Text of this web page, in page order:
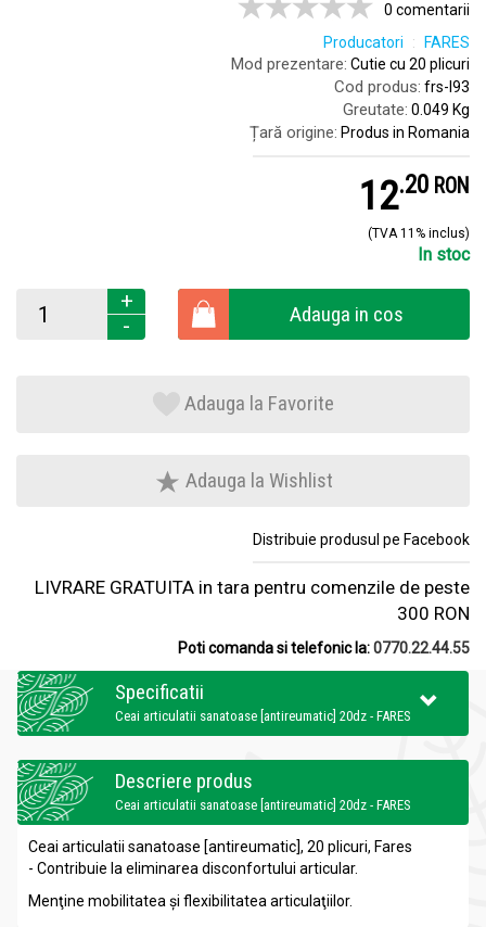
0 comentarii
Producatori
FARES
Mod prezentare: Cutie cu 20 plicuri
Cod produs: frs-l93
Greutate: 0.049 Kg
Țară origine: Produs in Romania
12.2 RON
(TVA 11% inclus)
In stoc
+
-
Adauga in cos
Adauga la Favorite
Adauga la Wishlist
Distribuie produsul pe Facebook
LIVRARE GRATUITA in tara pentru comenzile de peste
300 RON
Poti comanda si telefonic la:0770.22.44.55
Specificatii
Ceai articulatii sanatoase [antireumatic] 20dz - FARES
Descriere produs
Ceai articulatii sanatoase [antireumatic] 20dz - FARES
Ceai articulatii sanatoase [antireumatic], 20 plicuri, Fares
- Contribuie la eliminarea disconfortului articular.
Menţine mobilitatea şi flexibilitatea articulaţiilor.